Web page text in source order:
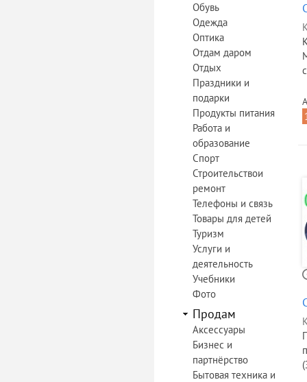
Обувь
Одежда
Оптика
Отдам даром
Отдых
Праздники и
подарки
Продукты питания
Работа и
образование
Спорт
Строительствои
ремонт
Телефоны и связь
Товары для детей
Туризм
Услуги и
деятельность
Учебники
Фото
Продам
Аксессуары
Бизнес и
партнёрство
Бытовая техника и